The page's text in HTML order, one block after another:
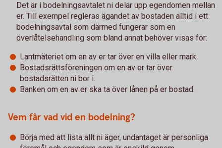
Det är i bodelningsavtalet ni delar upp egendomen mellan
er. Till exempel regleras ägandet av bostaden alltid i ett
bodelningsavtal som därmed fungerar som en
överlåtelsehandling som bland annat behöver visas för:
Lantmäteriet om en av er tar över en villa eller mark.
Bostadsrättsföreningen om en av er tar över
bostadsrätten ni bor i.
Banken om en av er ska ta över lånen på er bostad.
Vem får vad vid en bodelning?
Börja med att lista allt ni äger, undantaget är personliga